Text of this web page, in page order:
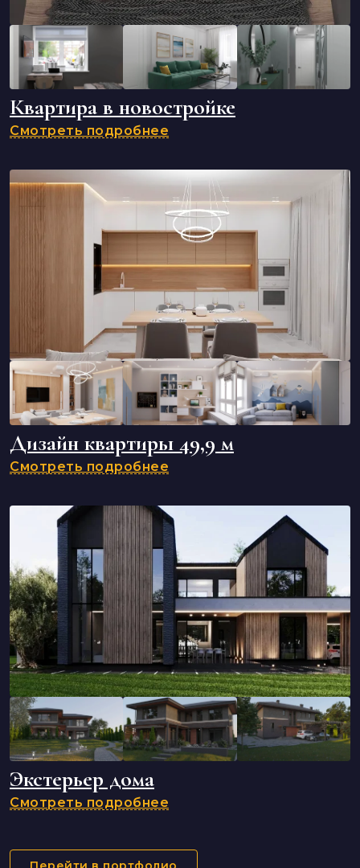
Квартира в новостройке
Смотреть подробнее
Дизайн квартиры 49,9 м
Смотреть подробнее
Экстерьер дома
Смотреть подробнее